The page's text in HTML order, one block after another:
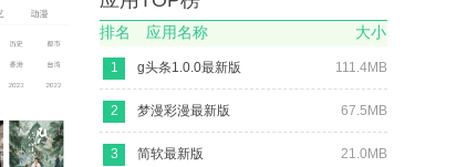
排名 应用名称 大小
1 111.4MB
g头条1.0.0最新版
2 67.5MB
梦漫彩漫最新版
3 21.0MB
简软最新版